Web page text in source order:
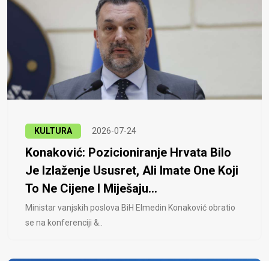
KULTURA 2026-07-24
Konaković: Pozicioniranje Hrvata Bilo
Je Izlaženje Ususret, Ali Imate One Koji
To Ne Cijene I Miješaju...
Ministar vanjskih poslova BiH Elmedin Konaković obratio
se na konferenciji &..